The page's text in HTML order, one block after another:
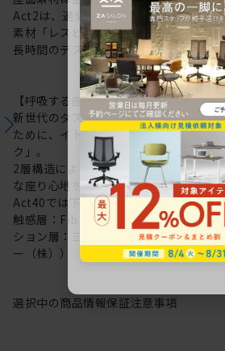
Act2は、通気性にすぐれた “呼吸する
素材「レスピテック」を採用。
長時間のデスクワークもここちよさを保
【呼吸する座面：レスピテック】
新世代のタスクチェアに求められる性
ために、イトーキが新たに開発した高
ク」。
2層構造により“呼吸する座面”を可能
な座り心地を実現しました。
Act40では下記素材を採用しています。
触感層：Fibre cushion VL（帝人フロ
ション層：三次元網状繊維構造体ブレ
ー（株））
選択中の商品情報保証注意事項